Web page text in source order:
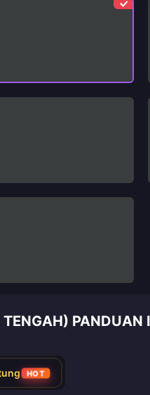
TENGAH)
HOT